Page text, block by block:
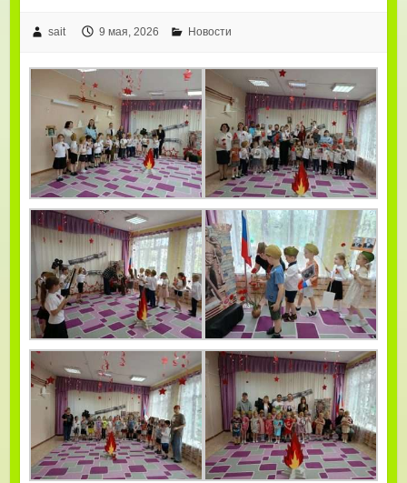
sait 9 мая, 2026 Новости